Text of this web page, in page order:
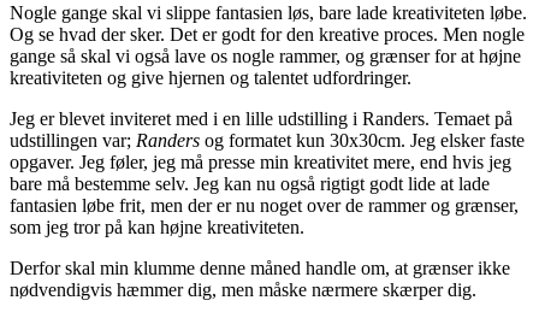
Nogle gange skal vi slippe fantasien løs, bare lade kreativiteten løbe.
Og se hvad der sker. Det er godt for den kreative proces. Men nogle
gange så skal vi også lave os nogle rammer, og grænser for at højne
kreativiteten og give hjernen og talentet udfordringer.
Jeg er blevet inviteret med i en lille udstilling i Randers. Temaet på
udstillingen var; Randers og formatet kun 30x30cm. Jeg elsker faste
opgaver. Jeg føler, jeg må presse min kreativitet mere, end hvis jeg
bare må bestemme selv. Jeg kan nu også rigtigt godt lide at lade
fantasien løbe frit, men der er nu noget over de rammer og grænser,
som jeg tror på kan højne kreativiteten.
Derfor skal min klumme denne måned handle om, at grænser ikke
nødvendigvis hæmmer dig, men måske nærmere skærper dig.